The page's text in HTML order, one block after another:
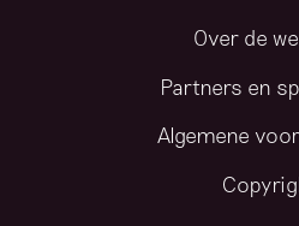
Over de
Partners en
Algemene